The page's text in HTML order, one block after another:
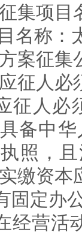
集项目
名称：
案征集
征人必
征人必
备中
照，
实缴资本
固定办
经营活